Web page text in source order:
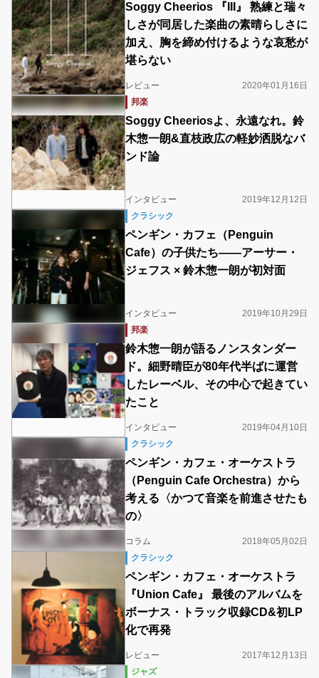
Soggy Cheerios 『III』 熟練と瑞々
しさが同居した楽曲の素晴らしさに
加え、胸を締め付けるような哀愁が
堪らない
レビュー
2020年01月16日
邦楽
Soggy Cheeriosよ、永遠なれ。鈴
木惣一朗&直枝政広の軽妙洒脱なバ
ンド論
インタビュー
2019年12月12日
クラシック
ペンギン・カフェ（Penguin
Cafe）の子供たち――アーサー・
ジェフス × 鈴木惣一朗が初対面
インタビュー
2019年10月29日
邦楽
鈴木惣一朗が語るノンスタンダー
ド。細野晴臣が80年代半ばに運営
したレーベル、その中心で起きてい
たこと
インタビュー
2019年04月10日
クラシック
ペンギン・カフェ・オーケストラ
（Penguin Cafe Orchestra）から
考える〈かつて音楽を前進させたも
の〉
コラム
2018年05月02日
クラシック
ペンギン・カフェ・オーケストラ
『Union Cafe』 最後のアルバムを
ボーナス・トラック収録CD&初LP
化で再発
レビュー
2017年12月13日
ジャズ